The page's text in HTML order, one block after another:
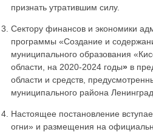
признать утратившим силу.
Сектору финансов и экономики
программы «Создание и
муниципального образования
области, на 2020-2024 годы» в
области и средств,
муниципального района
Настоящее постановление
огни» и размещения на